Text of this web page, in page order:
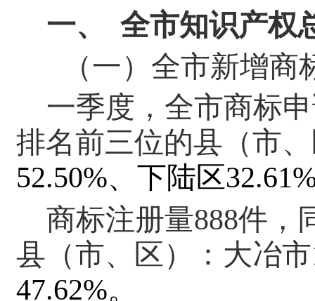
一、 全市知识产权
（一）全市新增商
一季度， 全市商标
排名前三位的县 （市、
52.50%、下陆区
商标注册量888件，
县 （市、 区） ： 大冶市
47.62%。